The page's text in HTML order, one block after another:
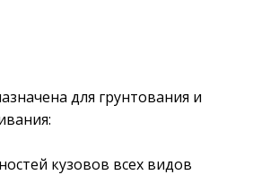
для грунтования и
кузовов всех видов